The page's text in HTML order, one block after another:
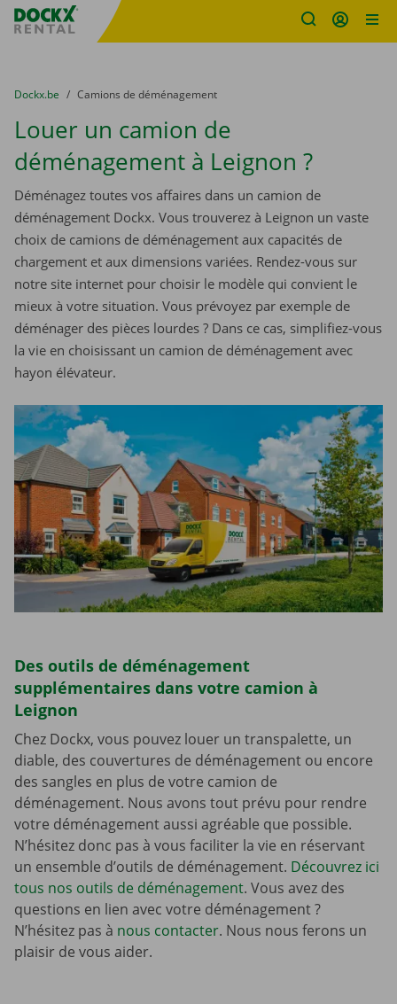
sitename
You are here:
du
Dockx.be to
Camions de déménagement
Louer un camion de
déménagement à Leignon ?
Déménagez toutes vos affaires dans un camion de
déménagement Dockx. Vous trouverez à Leignon un vaste
choix de camions de déménagement aux capacités de
chargement et aux dimensions variées. Rendez-vous sur
notre site internet pour choisir le modèle qui convient le
mieux à votre situation. Vous prévoyez par exemple de
déménager des pièces lourdes ? Dans ce cas, simplifiez-vous
la vie en choisissant un camion de déménagement avec
hayon élévateur.
Des outils de déménagement
supplémentaires dans votre camion à
Leignon
Chez Dockx, vous pouvez louer un transpalette, un
diable, des couvertures de déménagement ou encore
des sangles en plus de votre camion de
déménagement. Nous avons tout prévu pour rendre
votre déménagement aussi agréable que possible.
N’hésitez donc pas à vous faciliter la vie en réservant
un ensemble d’outils de déménagement. Découvrez ici
tous nos outils de déménagement. Vous avez des
questions en lien avec votre déménagement ?
N’hésitez pas à nous contacter. Nous nous ferons un
plaisir de vous aider.